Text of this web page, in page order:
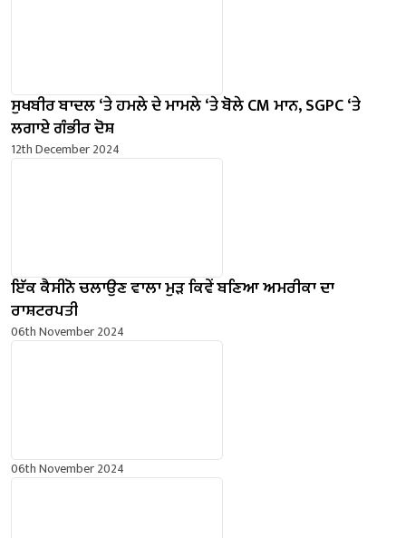
ਸੁਖਬੀਰ ਬਾਦਲ ‘ਤੇ ਹਮਲੇ ਦੇ ਮਾਮਲੇ ‘ਤੇ ਬੋਲੇ ​​CM ਮਾਨ, SGPC ‘ਤੇ
ਲਗਾਏ ਗੰਭੀਰ ਦੋਸ਼
12th December 2024
ਇੱਕ ਕੈਸੀਨੋ ਚਲਾਉਣ ਵਾਲਾ ਮੁੜ ਕਿਵੇਂ ਬਣਿਆ ਅਮਰੀਕਾ ਦਾ
ਰਾਸ਼ਟਰਪਤੀ
06th November 2024
06th November 2024